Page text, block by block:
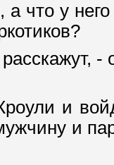
что у него
-
и
и